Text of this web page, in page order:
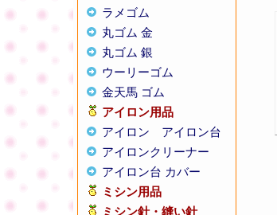
ラメゴム
丸ゴム 金
丸ゴム 銀
ウーリーゴム
金天馬 ゴム
アイロン用品
アイロン
アイロン台
アイロンクリーナー
アイロン台 カバー
ミシン用品
ミシン針・縫い針